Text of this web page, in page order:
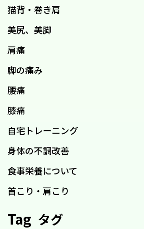
猫背・巻き肩
美尻、美脚
肩痛
脚の痛み
腰痛
膝痛
自宅トレーニング
身体の不調改善
食事栄養について
首こり・肩こり
Tag タグ